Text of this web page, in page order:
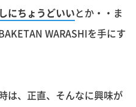
にちょうどいいとか・・ま
WARASHIを手にす
は、正直、そんなに興味が